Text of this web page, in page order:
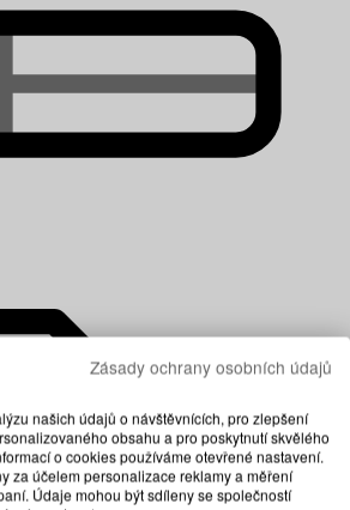
Zásady ochrany osobních údajů
našich údajů o návštěvnících, pro zlepšení
obsahu a pro poskytnutí skvělého
o cookies používáme otevřené nastavení.
za účelem personalizace reklamy a měření
Údaje mohou být sdíleny se společností